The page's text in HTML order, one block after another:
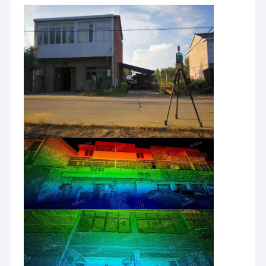
Inicio
Productos
Sobre nosotros
Hola-nube -- el líder delatecnología de exploración del laser
3D
La tecnología Co., Ltd. de la Hola-nube de Wuhan fundó en 2012,
y es una sociedad de cartera de la tecnología por satélite Co.,